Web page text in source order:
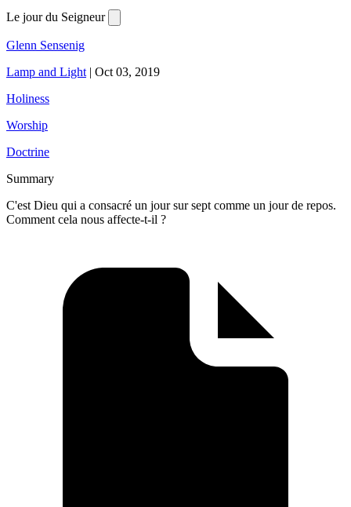
Le jour du Seigneur
Glenn Sensenig
Lamp and Light | Oct 03, 2019
Holiness
Worship
Doctrine
Summary
C'est Dieu qui a consacré un jour sur sept comme un jour de repos.
Comment cela nous affecte-t-il ?